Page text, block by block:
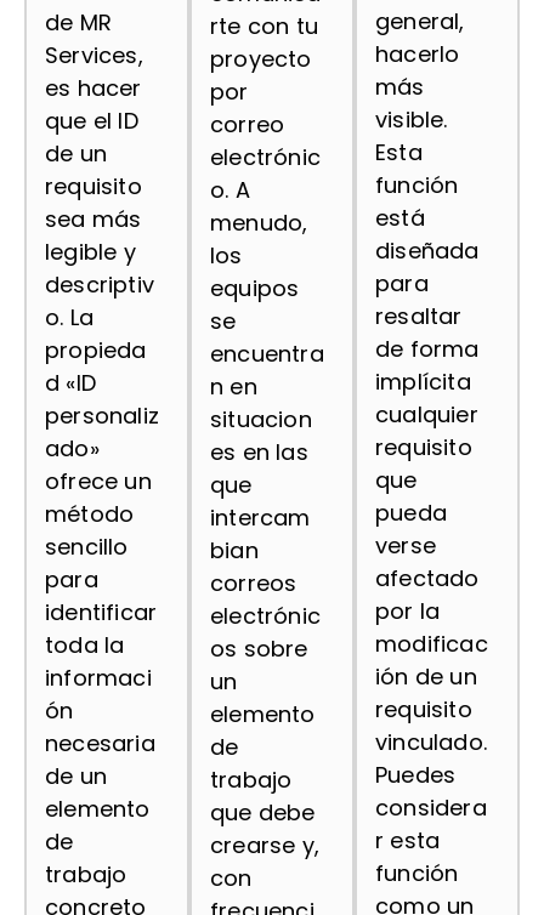
de MR
Services,
es hacer
que el ID
de un
requisito
sea más
legible y
descriptiv
o. La
propieda
d «ID
personaliz
ado»
ofrece un
método
sencillo
para
identificar
toda la
informaci
ón
necesaria
de un
elemento
de
trabajo
concreto
rte con tu
proyecto
por
correo
electrónic
o. A
menudo,
los
equipos
se
encuentra
n en
situacion
es en las
que
intercam
bian
correos
electrónic
os sobre
un
elemento
de
trabajo
que debe
crearse y,
con
general,
hacerlo
más
visible.
Esta
función
está
diseñada
para
resaltar
de forma
implícita
cualquier
requisito
que
pueda
verse
afectado
por la
modificac
ión de un
requisito
vinculado.
Puedes
considera
r esta
función
como un